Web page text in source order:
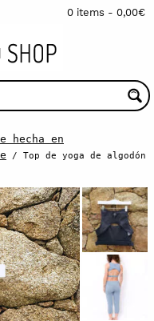
0 items - 0,00€
hecha en
/ Top de yoga de algodón